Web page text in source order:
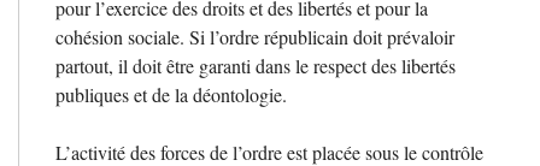
pour l’exercice des droits et des libertés et pour la
cohésion sociale. Si l’ordre républicain doit prévaloir
partout, il doit être garanti dans le respect des libertés
publiques et de la déontologie.
L’activité des forces de l’ordre est placée sous le contrôle